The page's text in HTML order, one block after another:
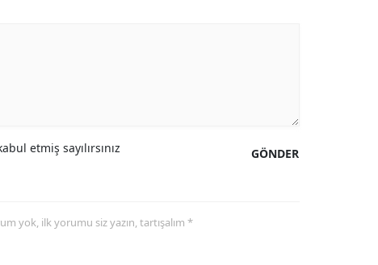
GÖNDER
etmiş sayılırsınız
yok, ilk yorumu siz yazın, tartışalım *